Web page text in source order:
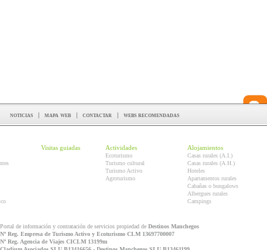
noticias | mapa web | contactar | webs recomendadas
Visitas guiadas Actividades
Ecoturismo
Turismo cultural
Turismo Activo
Agroturismo
Alojamientos
Casas rurales (A.I.)
Casas rurales (A.H.)
Hoteles
Apartamentos rurales
Cabañas o bungalows
Albergues rurales
Campings
Portal de información y contratación de servicios propiedad de Destinos Manchegos
Nº Reg. Empresa de Turismo Activo y Ecoturismo CLM 13697700007
Nº Reg. Agencia de Viajes CICLM 13199m